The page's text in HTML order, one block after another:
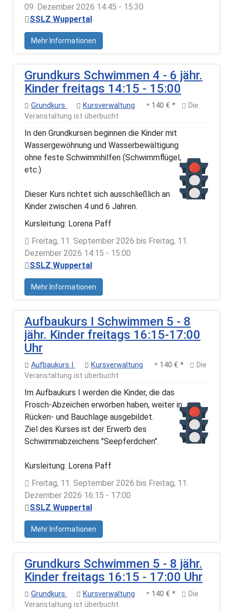
09. Dezember 2026 14:45 - 15:30
SSLZ Wuppertal
Mehr Informationen
Grundkurs Schwimmen 4 - 6 jähr.
Kinder freitags 14:15 - 15:00
Grundkurs Kursverwaltung 140 € *
Die
Veranstaltung ist überbucht
In den Grundkursen beginnen die Kinder mit
Wassergewöhnung und Wasserbewältigung
ohne feste Schwimmhilfen (Schwimmflügel,
etc.)
Dieser Kurs richtet sich ausschließlich an
Kinder zwischen 4 und 6 Jahren.
Kursleitung: Lorena Paff
Freitag, 11. September 2026 bis Freitag, 11.
Dezember 2026 14:15 - 15:00
SSLZ Wuppertal
Mehr Informationen
Aufbaukurs I Schwimmen 5 - 8
jähr. Kinder freitags 16:15-17:00
Uhr
Aufbaukurs I Kursverwaltung 140 € *
Die
Veranstaltung ist überbucht
Im Aufbaukurs I werden die Kinder, die das
Frosch-Abzeichen erworben haben, weiter in
Rücken- und Bauchlage ausgebildet.
Ziel des Kurses ist der Erwerb des
Schwimmabzeichens "Seepferdchen".
Kursleitung: Lorena Paff
Freitag, 11. September 2026 bis Freitag, 11.
Dezember 2026 16:15 - 17:00
SSLZ Wuppertal
Mehr Informationen
Grundkurs Schwimmen 5 - 8 jähr.
Kinder freitags 16:15 - 17:00 Uhr
Grundkurs Kursverwaltung 140 € *
Die
Veranstaltung ist überbucht